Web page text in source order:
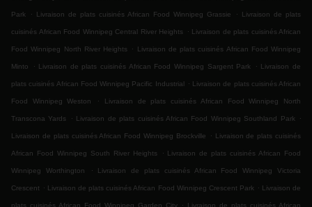
Park . Livraison de plats cuisinés African Food Winnipeg Grassie . Livraison de plats
cuisinés African Food Winnipeg Central River Heights . Livraison de plats cuisinés African
Food Winnipeg North River Heights . Livraison de plats cuisinés African Food Winnipeg
Minto . Livraison de plats cuisinés African Food Winnipeg Sargent Park . Livraison de
plats cuisinés African Food Winnipeg Pacific Industrial . Livraison de plats cuisinés African
Food Winnipeg Weston . Livraison de plats cuisinés African Food Winnipeg North
Transcona Yards . Livraison de plats cuisinés African Food Winnipeg Southland Park .
Livraison de plats cuisinés African Food Winnipeg Brockville . Livraison de plats cuisinés
African Food Winnipeg South River Heights . Livraison de plats cuisinés African Food
Winnipeg Worthington . Livraison de plats cuisinés African Food Winnipeg Victoria
Crescent . Livraison de plats cuisinés African Food Winnipeg Crescent Park . Livraison de
plats cuisinés African Food Winnipeg Garden City . Livraison de plats cuisinés African